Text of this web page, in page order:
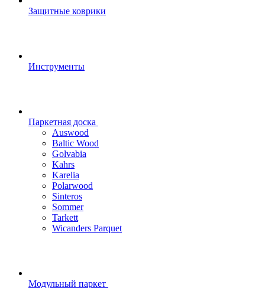
Защитные коврики
Инструменты
Паркетная доска
Auswood
Baltic Wood
Golvabia
Kahrs
Karelia
Polarwood
Sinteros
Sommer
Tarkett
Wicanders Parquet
Модульный паркет